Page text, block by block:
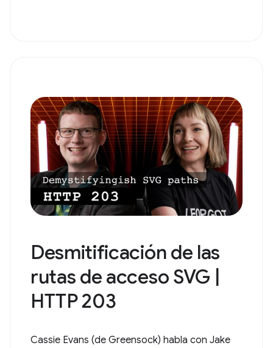
Desmitificación de las
rutas de acceso SVG |
HTTP 203
Cassie Evans (de Greensock) habla con Jake